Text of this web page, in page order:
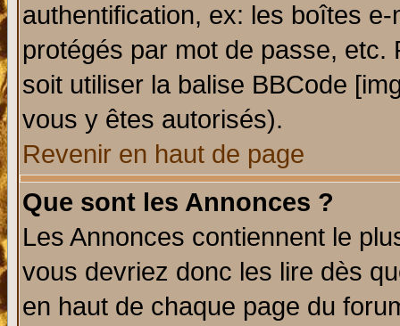
authentification, ex: les boîtes
protégés par mot de passe,
soit utiliser la balise BBCode
vous y êtes autorisés).
Revenir en haut de page
Que sont les Annonces ?
Les Annonces contiennent le
vous devriez donc les lire dès
en haut de chaque page du